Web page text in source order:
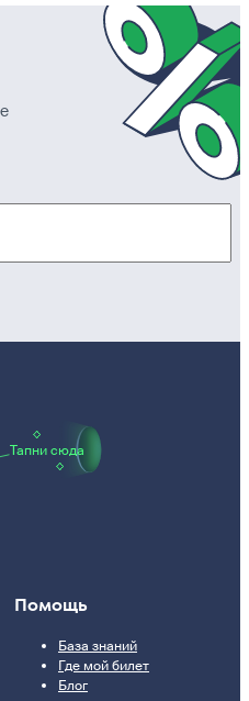
Тапни сюда
Помощь
База знаний
Где мой билет
Блог